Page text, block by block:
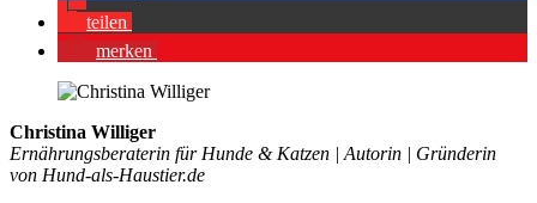
tei­len
mer­ken
Christina Williger
Ernährungsberaterin für Hunde & Katzen | Autorin | Gründerin
von Hund-als-Haustier.de